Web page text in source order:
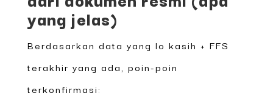
yang jelas)
Berdasarkan data yang lo kasih + FFS
terakhir yang ada, poin-poin
terkonfirmasi: